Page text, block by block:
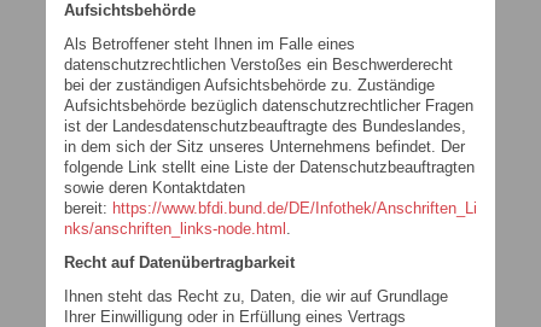
Aufsichtsbehörde
Als Betroffener steht Ihnen im Falle eines
datenschutzrechtlichen Verstoßes ein Beschwerderecht
bei der zuständigen Aufsichtsbehörde zu. Zuständige
Aufsichtsbehörde bezüglich datenschutzrechtlicher Fragen
ist der Landesdatenschutzbeauftragte des Bundeslandes,
in dem sich der Sitz unseres Unternehmens befindet. Der
folgende Link stellt eine Liste der Datenschutzbeauftragten
sowie deren Kontaktdaten
bereit: https://www.bfdi.bund.de/DE/Infothek/Anschriften_Li
nks/anschriften_links-node.html .
Recht auf Datenübertragbarkeit
Ihnen steht das Recht zu, Daten, die wir auf Grundlage
Ihrer Einwilligung oder in Erfüllung eines Vertrags